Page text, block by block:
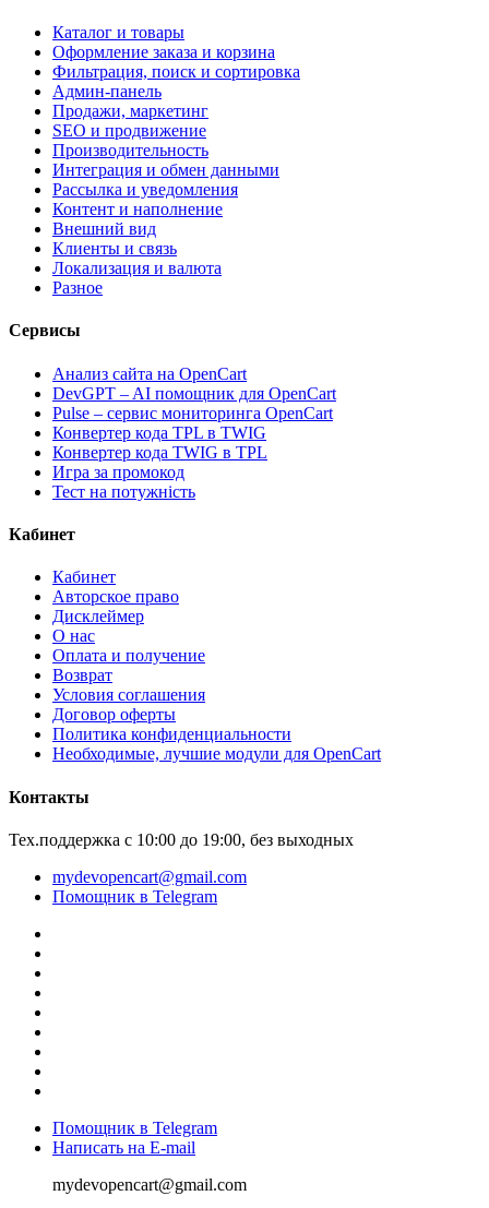
Каталог и товары
Оформление заказа и корзина
Фильтрация, поиск и сортировка
Админ-панель
Продажи, маркетинг
SEO и продвижение
Производительность
Интеграция и обмен данными
Рассылка и уведомления
Контент и наполнение
Внешний вид
Клиенты и связь
Локализация и валюта
Разное
Сервисы
Анализ сайта на OpenCart
DevGPT – AI помощник для OpenCart
Pulse – сервис мониторинга OpenCart
Конвертер кода TPL в TWIG
Конвертер кода TWIG в TPL
Игра за промокод
Тест на потужність
Кабинет
Кабинет
Авторское право
Дисклеймер
О нас
Оплата и получение
Возврат
Условия соглашения
Договор оферты
Политика конфиденциальности
Необходимые, лучшие модули для OpenCart
Контакты
Тех.поддержка с 10:00 до 19:00, без выходных
mydevopencart@gmail.com
Помощник в Telegram
Помощник в Telegram
Написать на E-mail
mydevopencart@gmail.com